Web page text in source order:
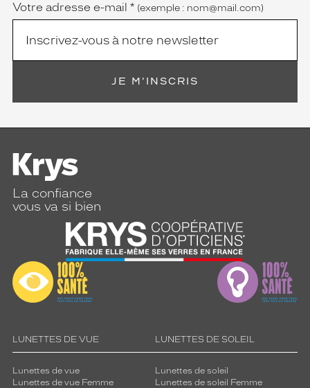
Votre adresse e-mail * (exemple : nom@mail.com)
JE M'INSCRIS
La confiance
vous va si bien
LUNETTES DE VUE
Lunettes de vue
Lunettes de vue Femme
LUNETTES DE SOLEIL
Lunettes de soleil
Lunettes de soleil Femme